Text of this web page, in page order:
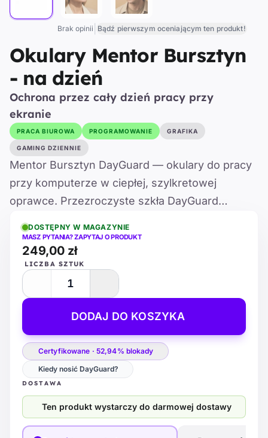
Brak opinii Bądź pierwszym oceniającym ten produkt!
Okulary Mentor Bursztyn
- na dzień
Ochrona przez cały dzień pracy przy
ekranie
PRACA BIUROWA PROGRAMOWANIE GRAFIKA
GAMING DZIENNIE
Mentor Bursztyn DayGuard — okulary do pracy
przy komputerze w ciepłej, szylkretowej
oprawce. Przezroczyste szkła DayGuard
DOSTĘPNY W MAGAZYNIE
MASZ PYTANIA? ZAPYTAJ O PRODUKT
249,00 zł
LICZBA SZTUK
DODAJ DO KOSZYKA
Certyfikowane · 52,94% blokady
Kiedy nosić DayGuard?
DOSTAWA
Ten produkt wystarczy do darmowej dostawy